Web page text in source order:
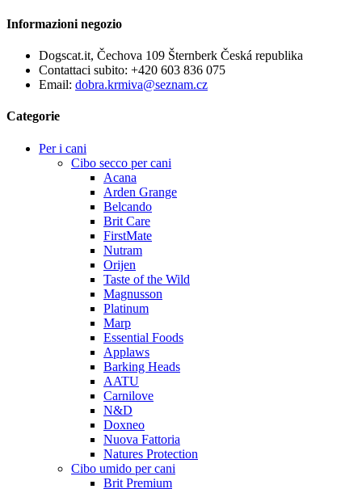
Informazioni negozio
Dogscat.it, Čechova 109 Šternberk Česká republika
Contattaci subito: +420 603 836 075
Email: dobra.krmiva@seznam.cz
Categorie
Per i cani
Cibo secco per cani
Acana
Arden Grange
Belcando
Brit Care
FirstMate
Nutram
Orijen
Taste of the Wild
Magnusson
Platinum
Marp
Essential Foods
Applaws
Barking Heads
AATU
Carnilove
N&D
Doxneo
Nuova Fattoria
Natures Protection
Cibo umido per cani
Brit Premium